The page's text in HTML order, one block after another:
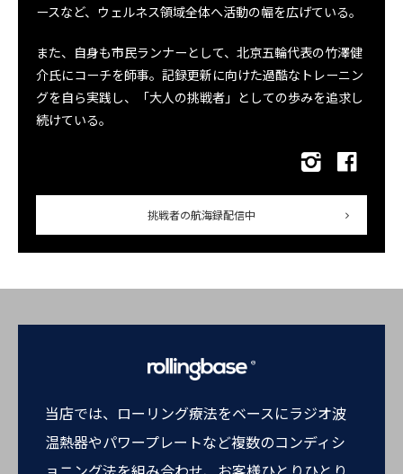
ースなど、ウェルネス領域全体へ活動の幅を広げている。
また、自身も市民ランナーとして、北京五輪代表の竹澤健
介氏にコーチを師事。記録更新に向けた過酷なトレーニン
グを自ら実践し、「大人の挑戦者」としての歩みを追求し
続けている。
挑戦者の航海録配信中
当店では、ローリング療法をベースにラジオ波
温熱器やパワープレートなど複数のコンディシ